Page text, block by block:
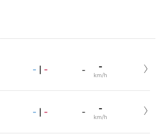
- | - - -
km/h
- | - - -
km/h